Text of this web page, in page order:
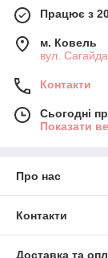
Працює з
м. Ковель
вул.
Контакти
Сьогодні
Показати
Про нас
Контакти
Доставка та